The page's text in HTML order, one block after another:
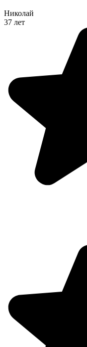
Николай
37 лет